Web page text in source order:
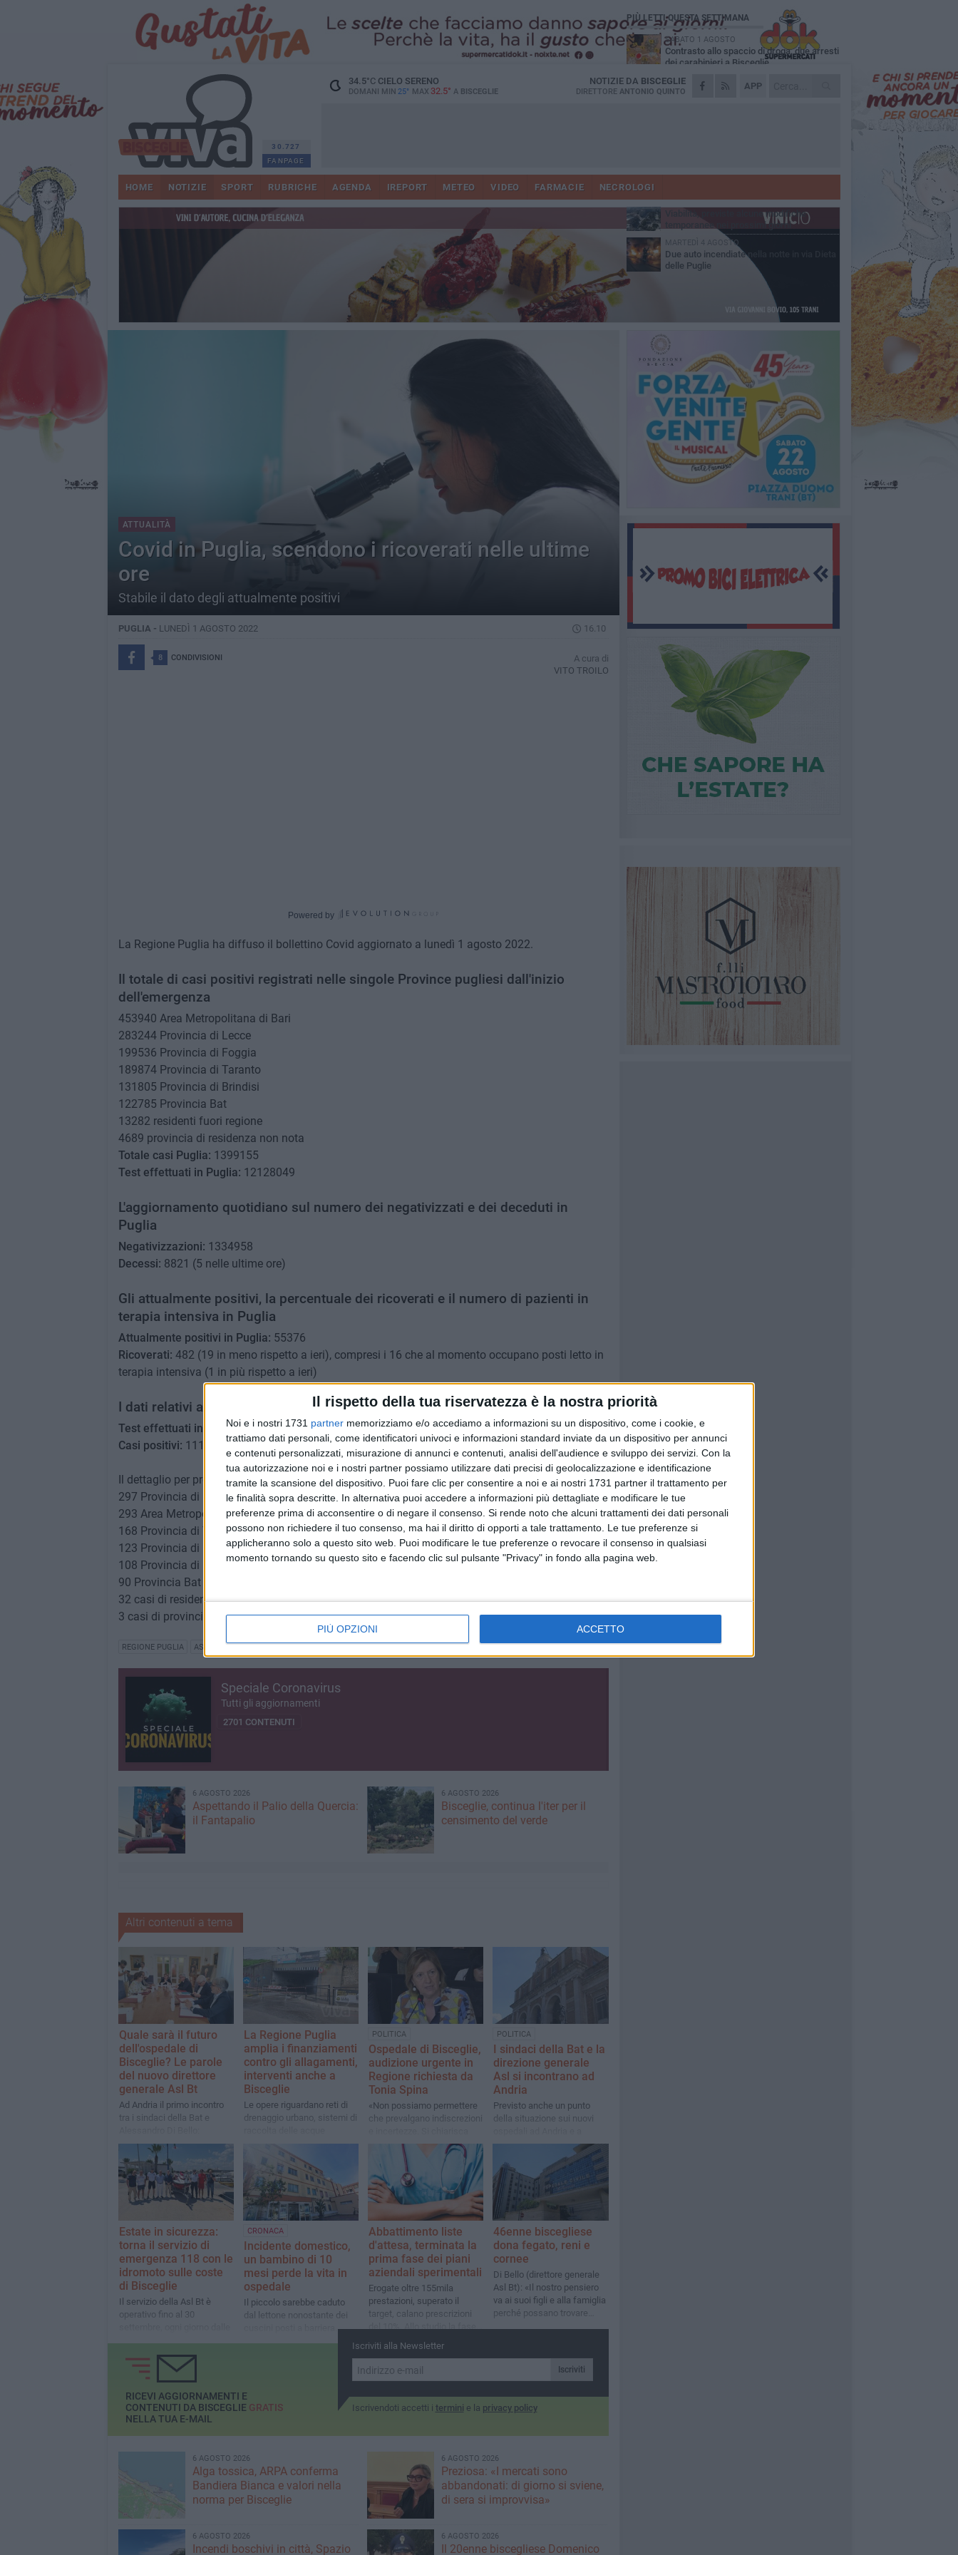
Il rispetto della tua riservatezza è la nostra priorità
Noi e i nostri 1731 partner memorizziamo e/o accediamo a informazioni su un dispositivo, come i cookie, e
trattiamo dati personali, come identificatori univoci e informazioni standard inviate da un dispositivo per annunci
e contenuti personalizzati, misurazione di annunci e contenuti, analisi dell'audience e sviluppo dei servizi. Con la
tua autorizzazione noi e i nostri partner possiamo utilizzare dati precisi di geolocalizzazione e identificazione
tramite la scansione del dispositivo. Puoi fare clic per consentire a noi e ai nostri 1731 partner il trattamento per
le finalità sopra descritte. In alternativa puoi accedere a informazioni più dettagliate e modificare le tue
preferenze prima di acconsentire o di negare il consenso. Si rende noto che alcuni trattamenti dei dati personali
possono non richiedere il tuo consenso, ma hai il diritto di opporti a tale trattamento. Le tue preferenze si
applicheranno solo a questo sito web. Puoi modificare le tue preferenze o revocare il consenso in qualsiasi
momento tornando su questo sito e facendo clic sul pulsante "Privacy" in fondo alla pagina web.
PIÙ OPZIONI ACCETTO
30.727
FANPAGE
34.5°CCIELO SERENO
DOMANI MIN 25° MAX 32.5° A BISCEGLIE
APP
NOTIZIE DA BISCEGLIE
DIRETTORE ANTONIO QUINTO
HOME NOTIZIE SPORT RUBRICHE AGENDA IREPORT METEO VIDEO FARMACIE NECROLOGI
ATTUALITÀ
Covid in Puglia, scendono i ricoverati nelle ultime
ore
Stabile il dato degli attualmente positivi
PUGLIA - LUNEDÌ 1 AGOSTO 2022 16.10
8 CONDIVISIONI
A cura di
VITO TROILO
Powered by
La Regione Puglia ha diffuso il bollettino Covid aggiornato a lunedì 1 agosto 2022.
Il totale di casi positivi registrati nelle singole Province pugliesi dall'inizio
dell'emergenza
453940 Area Metropolitana di Bari
283244 Provincia di Lecce
199536 Provincia di Foggia
189874 Provincia di Taranto
131805 Provincia di Brindisi
122785 Provincia Bat
13282 residenti fuori regione
4689 provincia di residenza non nota
Totale casi Puglia: 1399155
Test effettuati in Puglia: 12128049
L'aggiornamento quotidiano sul numero dei negativizzati e dei deceduti in
Puglia
Negativizzazioni: 1334958
Decessi: 8821 (5 nelle ultime ore)
Gli attualmente positivi, la percentuale dei ricoverati e il numero di pazienti in
terapia intensiva in Puglia
Attualmente positivi in Puglia: 55376
Ricoverati: 482 (19 in meno rispetto a ieri), compresi i 16 che al momento occupano posti letto in
terapia intensiva (1 in più rispetto a ieri)
I dati relativi alle ultime 24 ore
Test effettuati in Puglia:7773
Casi positivi: 1114 (tasso di positività del 14.33%)
Il dettaglio per provincia dei casi positivi nelle ultime ore​
297 Provincia di Lecce
293 Area Metropolitana di Bari
168 Provincia di Taranto
123 Provincia di Foggia
108 Provincia di Brindisi
90 Provincia Bat
32 casi di residenti fuori regione
3 casi di provincia in via di definizione
REGIONE PUGLIA ASL BT COVID
Speciale Coronavirus
Tutti gli aggiornamenti
2701 CONTENUTI
6 AGOSTO 2026
Aspettando il Palio della Quercia:
il Fantapalio
6 AGOSTO 2026
Bisceglie, continua l'iter per il
censimento del verde
Altri contenuti a tema
Quale sarà il futuro
dell'ospedale di
Bisceglie? Le parole
del nuovo direttore
generale Asl Bt
Ad Andria il primo incontro
tra i sindaci della Bat e
presente Angelantonio
Angarano, assenti la metà
dei primi cittadini invitati
La Regione Puglia
amplia i finanziamenti
contro gli allagamenti,
interventi anche a
Bisceglie
Le opere riguardano reti di
drenaggio urbano, sistemi di
meteoriche, impianti di
trattamento, vasche di
accumulo e recapiti finali
POLITICA
Ospedale di Bisceglie,
audizione urgente in
Regione richiesta da
Tonia Spina
«Non possiamo permettere
che prevalgano indiscrezioni
immediatamente quale sia
la programmazione»
POLITICA
I sindaci della Bat e la
direzione generale
Asl si incontrano ad
Andria
Previsto anche un punto
della situazione sui nuovi
Bisceglie
Estate in sicurezza:
torna il servizio di
emergenza 118 con le
idromoto sulle coste
di Bisceglie
Il servizio della Asl Bt è
operativo fino al 30
CRONACA
Incidente domestico,
un bambino di 10
mesi perde la vita in
ospedale
Il piccolo sarebbe caduto
dal lettone nonostante dei
Indagano i carabinieri
Abbattimento liste
d'attesa, terminata la
prima fase dei piani
aziendali sperimentali
Erogate oltre 155mila
prestazioni, superato il
target, calano prescrizioni
del 10%. Allo studio la fase
46enne biscegliese
dona fegato, reni e
cornee
Di Bello (direttore generale
Asl Bt): «Il nostro pensiero
va ai suoi figli e alla famiglia
perché possano trovare
immenso della perdita»
Iscriviti alla Newsletter
Iscriviti
Iscrivendoti accetti i termini e la privacy policy
RICEVI AGGIORNAMENTI E
CONTENUTI DA BISCEGLIE GRATIS
NELLA TUA E-MAIL
6 AGOSTO 2026
Alga tossica, ARPA conferma
Bandiera Bianca e valori nella
norma per Bisceglie
6 AGOSTO 2026
Preziosa: «I mercati sono
abbandonati: di giorno si sviene,
di sera si improvvisa»
6 AGOSTO 2026
Incendi boschivi in città, Spazio
6 AGOSTO 2026
Il 20enne biscegliese Domenico
PIÙ LETTI QUESTA SETTIMANA
SABATO 1 AGOSTO
Contrasto allo spaccio di droga, due arresti
dei carabinieri a Bisceglie
VENERDÌ 31 LUGLIO
Torna l'appuntamento con la Pastasciutta
Dramma alla spiaggia Bi-Marmi: un
VENERDÌ 31 LUGLIO
Viabilità, previste alcune modifiche
temporanee nei prossimi giorni
MARTEDÌ 4 AGOSTO
Due auto incendiate nella notte in via Dieta
delle Puglie